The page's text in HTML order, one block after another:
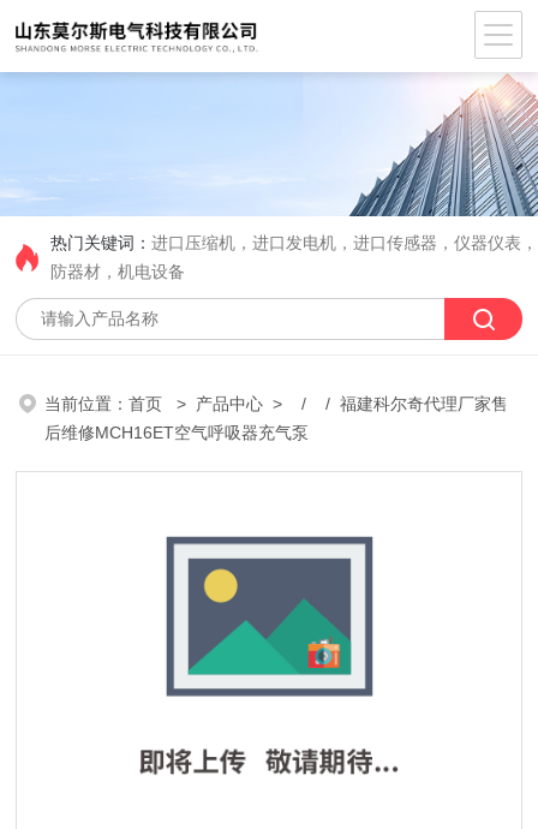
热门关键词：进口压缩机，进口发电机，进口传感器，仪器仪表
防器材，机电设备
当前位置：首页 > 产品中心 > / / 福建科尔奇代理厂家售
后维修MCH16ET空气呼吸器充气泵